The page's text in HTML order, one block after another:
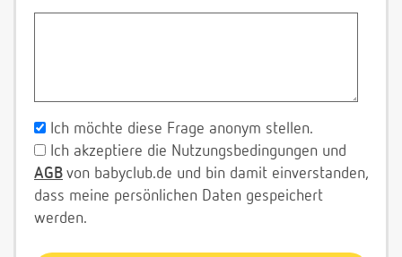
Ich möchte diese Frage anonym stellen.
Ich akzeptiere die Nutzungsbedingungen und
AGB von babyclub.de und bin damit einverstanden,
dass meine persönlichen Daten gespeichert
werden.